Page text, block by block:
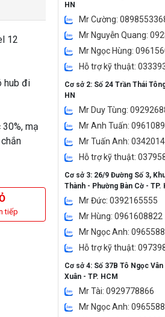
12
hub đi
mạ
tiếp
HN
Mr Cường:
Mr Nguyễn Quang:
Mr Ngọc Hùng:
Hỗ trợ kỹ thuật:
Cơ sở 2: Số 24 Trần Thái
HN
Mr Duy Tùng:
Mr Anh Tuấn:
Mr Tuấn Anh:
Hỗ trợ kỹ thuật:
Cơ sở 3: 26/9 Đường Số 3,
Thành - Phường Bàn Cờ - TP.
Mr Đức: 0392165555
Mr Hùng: 0961608822
Mr Ngọc Anh:
Hỗ trợ kỹ thuật:
Cơ sở 4: Số 37B Tô Ngọc
Xuân - TP. HCM
Mr Tài: 0929778866
Mr Ngọc Anh: